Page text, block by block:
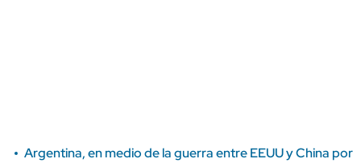
Argentina, en medio de la guerra entre EEUU y China por